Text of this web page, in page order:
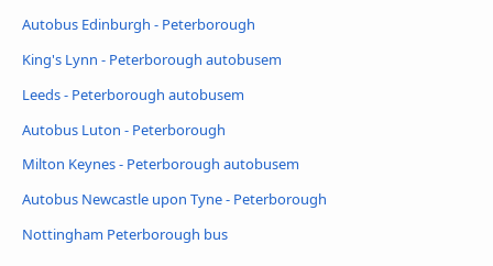
Autobus Edinburgh - Peterborough
King's Lynn - Peterborough autobusem
Leeds - Peterborough autobusem
Autobus Luton - Peterborough
Milton Keynes - Peterborough autobusem
Autobus Newcastle upon Tyne - Peterborough
Nottingham Peterborough bus